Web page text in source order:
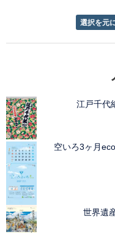
江戸千代
空いろ3ヶ月
世界遺